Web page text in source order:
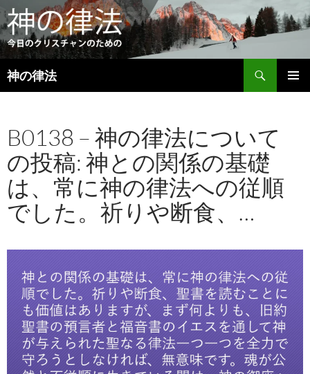
神の律法
検
索
ン
ツ
へ
ス
キ
ッ
B0138 – 神の律法について
の投稿: 神との関係の基礎
は、常に神の律法への従順
でした。祈りや断食、…